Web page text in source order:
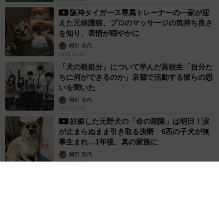
阪神タイガース専属トレーナーの一家が迎
えた元保護猫、プロのマッサージの気持ち良さ
を知り、表情が穏やかに
岡部 充代
2023.01.16
「犬の殺処分」について学んだ高校生「自分た
ちに何ができるのか」京都で活動する彼らの思
いを聞いた
岡部 充代
2022.12.29
妊娠した元野犬の「命の期限」は明日！涙
が止まらぬまま引き取る決断 6匹の子犬が無
事生まれ…1年後、真の家族に
岡部 充代
2022.10.01